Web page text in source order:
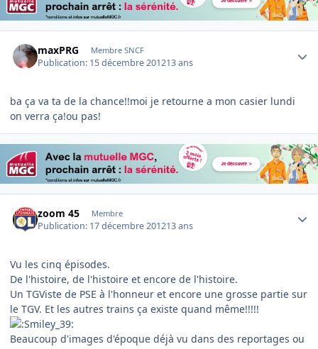
maxPRG Membre SNCF
Publication: 15 décembre 201213 ans
ba ça va ta de la chance!!moi je retourne a mon casier lundi
on verra ça!ou pas!
zoom 45 Membre
Publication: 17 décembre 201213 ans
Vu les cinq épisodes.
De l'histoire, de l'histoire et encore de l'histoire.
Un TGViste de PSE à l'honneur et encore une grosse partie sur
le TGV. Et les autres trains ça existe quand même!!!!!
Beaucoup d'images d'époque déjà vu dans des reportages ou